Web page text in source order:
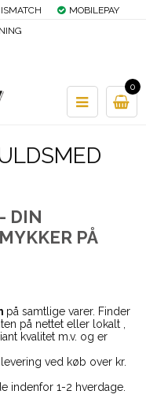
MOBILEPAY
0
DIN
PÅ
på samtlige varer. Finder
på nettet eller lokalt ,
kvalitet m.v. og er
ved køb over kr.
indenfor 1-2 hverdage.